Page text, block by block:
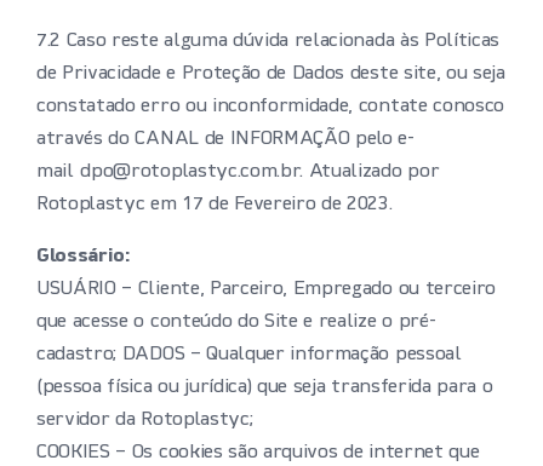
7.2 Caso reste alguma dúvida relacionada às Políticas
de Privacidade e Proteção de Dados deste site, ou seja
constatado erro ou inconformidade, contate conosco
através do CANAL de INFORMAÇÃO pelo e-
mail dpo@rotoplastyc.com.br. Atualizado por
Rotoplastyc em 17 de Fevereiro de 2023.
Glossário:
USUÁRIO – Cliente, Parceiro, Empregado ou terceiro
que acesse o conteúdo do Site e realize o pré-
cadastro; DADOS – Qualquer informação pessoal
(pessoa física ou jurídica) que seja transferida para o
servidor da Rotoplastyc;
COOKIES – Os cookies são arquivos de internet que